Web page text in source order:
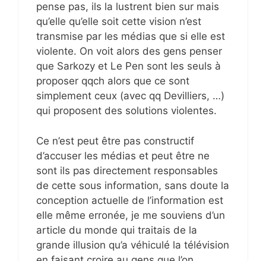
pense pas, ils la lustrent bien sur mais
qu’elle qu’elle soit cette vision n’est
transmise par les médias que si elle est
violente. On voit alors des gens penser
que Sarkozy et Le Pen sont les seuls à
proposer qqch alors que ce sont
simplement ceux (avec qq Devilliers, …)
qui proposent des solutions violentes.
Ce n’est peut être pas constructif
d’accuser les médias et peut être ne
sont ils pas directement responsables
de cette sous information, sans doute la
conception actuelle de l’information est
elle même erronée, je me souviens d’un
article du monde qui traitais de la
grande illusion qu’a véhiculé la télévision